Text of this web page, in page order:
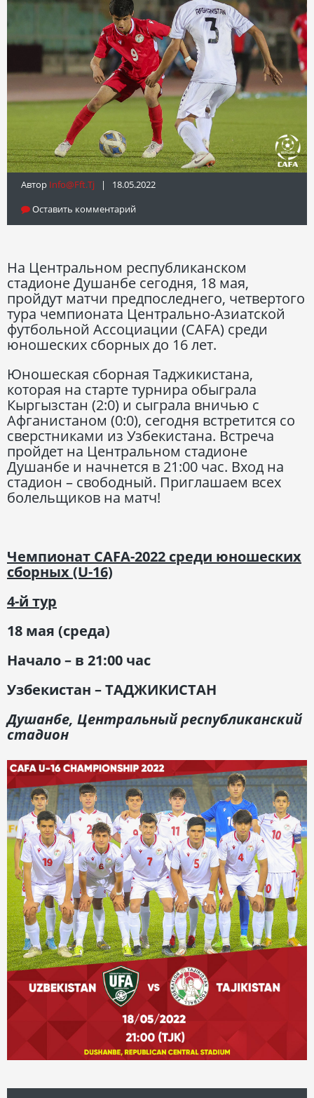
Автор Info@fft.tj | 18.05.2022
Оставить комментарий
На Центральном республиканском
стадионе Душанбе сегодня, 18 мая,
пройдут матчи предпоследнего, четвертого
тура чемпионата Центрально-Азиатской
футбольной Ассоциации (CAFA) среди
юношеских сборных до 16 лет.
Юношеская сборная Таджикистана,
которая на старте турнира обыграла
Кыргызстан (2:0) и сыграла вничью с
Афганистаном (0:0), сегодня встретится со
сверстниками из Узбекистана. Встреча
пройдет на Центральном стадионе
Душанбе и начнется в 21:00 час. Вход на
стадион – свободный. Приглашаем всех
болельщиков на матч!
Чемпионат CAFA-2022 среди юношеских
сборных (U-16)
4-й тур
18 мая (среда)
Начало – в 21:00 час
Узбекистан –ТАДЖИКИСТАН
Душанбе, Центральный республиканский
стадион